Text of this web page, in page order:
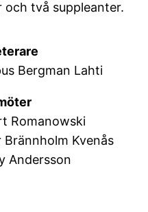
två suppleanter.
Bergman Lahti
Romanowski
Brännholm Kvenås
Andersson